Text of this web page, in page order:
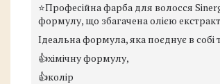
⭐️Професійна фарба для волосся
формулу, що збагачена олією
Ідеальна формула, яка поєднує в собі
👍хімічну формулу,
👍колір